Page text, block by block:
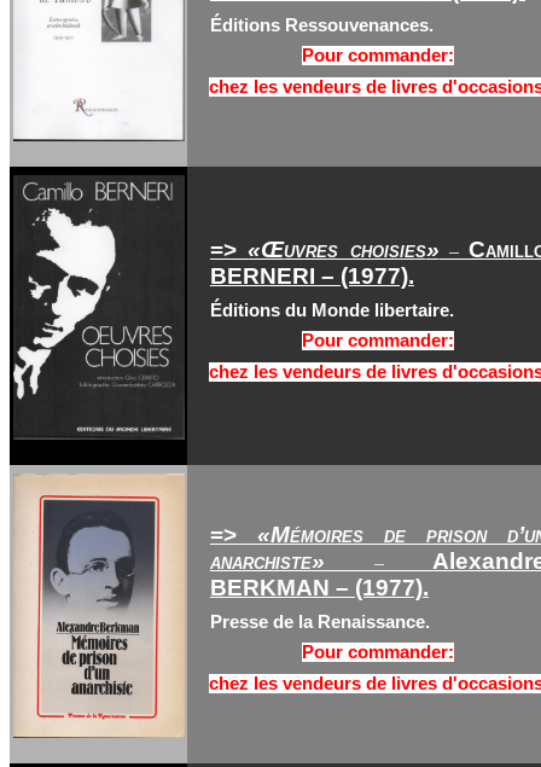
Éditions Ressouvenances.
Pour commander:
chez les vendeurs de livres
=>«Œuvres choisies» –C
BERNERI – (1977).
Éditions du Monde libertaire.
Pour commander:
chez les vendeurs de livres
=> «Mémoires de prison
anarchiste» –
BERKMAN – (1977).
Presse de la Renaissance.
Pour commander:
chez les vendeurs de livres